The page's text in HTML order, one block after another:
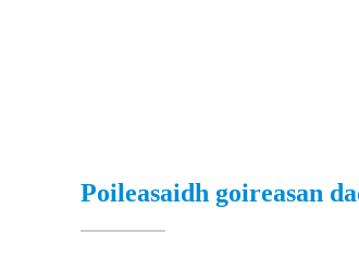
Poileasaidh goireasan